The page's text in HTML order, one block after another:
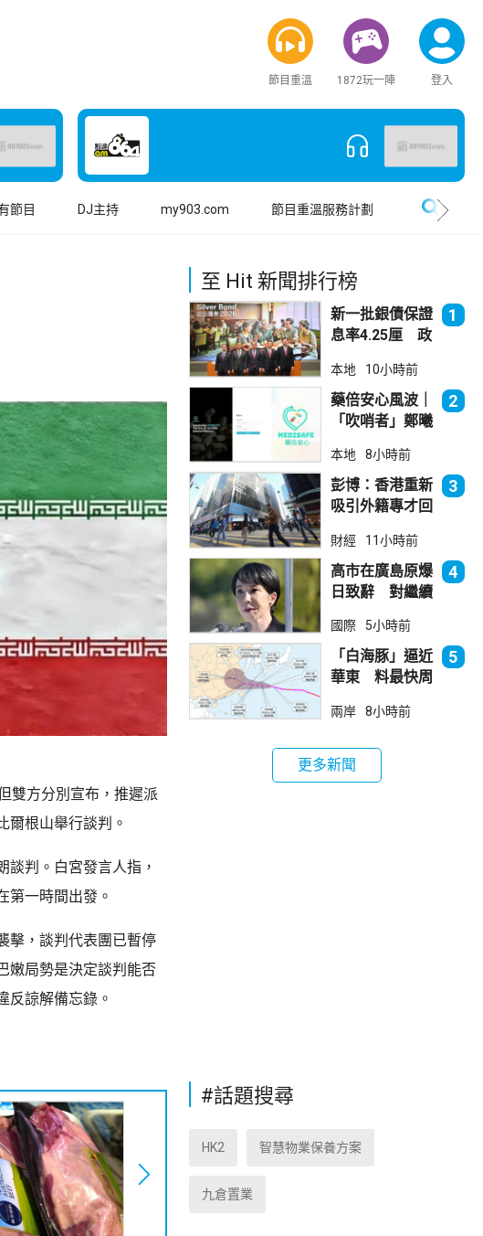
節目重溫 1872玩一陣 登入
節目 DJ主持 my903.com 節目重溫服務計劃
雙方分別宣布，推遲派
爾根山舉行談判。
判。白宮發言人指，
第一時間出發。
擊，談判代表團已暫停
嫩局勢是決定談判能否
反諒解備忘錄。
至 Hit 新聞排行榜
新一批銀債保證
息率4.25厘 政
吸引力
1
本地 10小時前
藥倍安心風波｜
「吹哨者」鄭曦
進行刑事調查
2
本地 8小時前
彭博：香港重新
吸引外籍專才回
3
財經 11小時前
高市在廣島原爆
日致辭 對繼續
含糊其辭
4
國際 5小時前
「白海豚」逼近
華東 料最快周
5
兩岸 8小時前
更多新聞
#話題搜尋
HK2 智慧物業保養方案
九倉置業